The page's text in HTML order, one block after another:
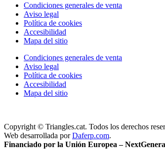
Condiciones generales de venta
Aviso legal
Política de cookies
Accesibilidad
Mapa del sitio
Condiciones generales de venta
Aviso legal
Política de cookies
Accesibilidad
Mapa del sitio
Copyright © Triangles.cat. Todos los derechos
Web desarrollada porDaferp.com.
Financiado por la Unión Europea –